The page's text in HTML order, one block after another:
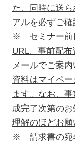
た、同時に送
アルを必ずご確
※ セミナー前
URL、事前配
メールでご案
資料はマイペ
ます。なお、
成完了次第の
理解のほどお願
※ 請求書の宛